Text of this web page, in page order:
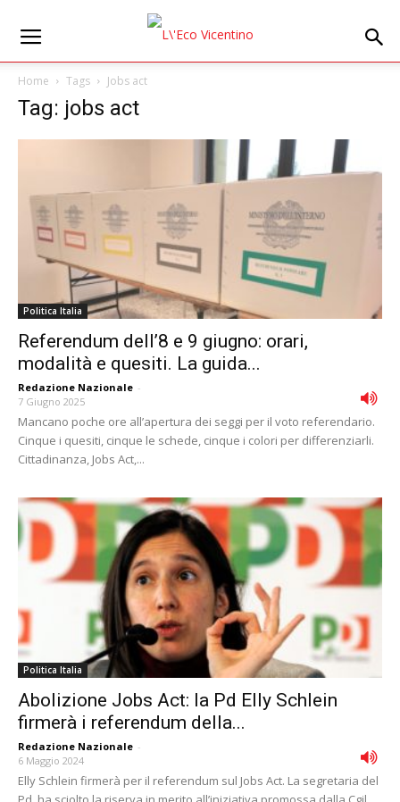
Home Tags Jobs act
Tag: jobs act
Politica Italia
Referendum dell’8 e 9 giugno: orari,
modalità e quesiti. La guida...
Redazione Nazionale -
7 Giugno 2025
Mancano poche ore all’apertura dei seggi per il voto referendario.
Cinque i quesiti, cinque le schede, cinque i colori per differenziarli.
Cittadinanza, Jobs Act,...
Politica Italia
Abolizione Jobs Act: la Pd Elly Schlein
firmerà i referendum della...
Redazione Nazionale -
6 Maggio 2024
Elly Schlein firmerà per il referendum sul Jobs Act. La segretaria del